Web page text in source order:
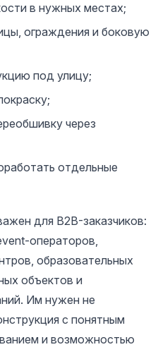
в нужных местах;
ограждения и боковую
под улицу;
через
отдельные
для B2B-заказчиков:
операторов,
образовательных
объектов и
Им нужен не
с понятным
и возможностью